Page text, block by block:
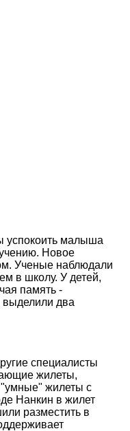
успокоить малыша
Новое
Ученые наблюдали
в школу. У детей,
память -
выделили два
специалисты
жилеты,
"умные" жилеты с
Нанкин в жилет
разместить в